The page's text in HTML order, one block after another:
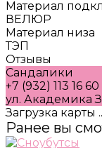
Материал
ВЕЛЮР
Материал низа
ТЭП
Отзывы
Сандалики
+7 (932) 113 16 60
ул. Академика
Загрузка карты
Ранее вы